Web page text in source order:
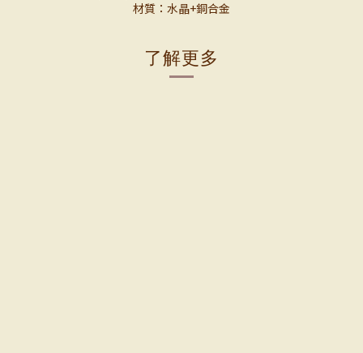
材質：水晶+銅合金
了解更多